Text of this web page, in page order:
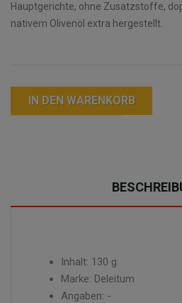
Hauptgerichte, ohne Zusatzstoffe,
nativem Olivenöl extra hergestellt.
IN DEN WARENKORB
Inhalt: 130 g
Marke: Deleitum
Angaben: -